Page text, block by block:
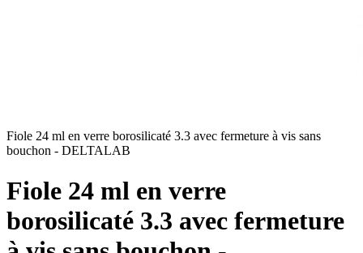
Fiole 24 ml en verre borosilicaté 3.3 avec fermeture à vis sans
bouchon - DELTALAB
Fiole 24 ml en verre
borosilicaté 3.3 avec fermeture